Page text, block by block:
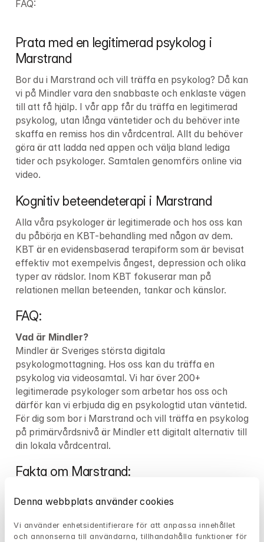
Denna webbplats använder cookies
Vi använder enhetsidentifierare för att anpassa innehållet
och annonserna till användarna, tillhandahålla funktioner för
Prata med en legitimerad psykolog i
Marstrand
Bor du i Marstrand och vill träffa en psykolog? Då kan
vi på Mindler vara den snabbaste och enklaste vägen
till att få hjälp. I vår app får du träffa en legitimerad
psykolog, utan långa väntetider och du behöver inte
skaffa en remiss hos din vårdcentral. Allt du behöver
göra är att ladda ned appen och välja bland lediga
tider och psykologer. Samtalen genomförs online via
video.
Kognitiv beteendeterapi i Marstrand
Alla våra psykologer är legitimerade och hos oss kan
du påbörja en KBT-behandling med någon av dem.
KBT är en evidensbaserad terapiform som är bevisat
effektiv mot exempelvis ångest, depression och olika
typer av rädslor. Inom KBT fokuserar man på
relationen mellan beteenden, tankar och känslor.
FAQ:
Vad är Mindler?
Mindler är Sveriges största digitala
psykologmottagning. Hos oss kan du träffa en
psykolog via videosamtal. Vi har över 200+
legitimerade psykologer som arbetar hos oss och
därför kan vi erbjuda dig en psykologtid utan väntetid.
För dig som bor i Marstrand och vill träffa en psykolog
på primärvårdsnivå är Mindler ett digitalt alternativ till
din lokala vårdcentral.
Fakta om Marstrand:
Kommun: Kungälvs kommun
Var kan du som lider av psykisk ohälsa i
FAQ: